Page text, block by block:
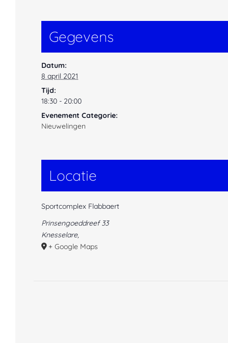
Gegevens
Datum:
8 april 2021
Tijd:
18:30 - 20:00
Evenement Categorie:
Nieuwelingen
Locatie
Sportcomplex Flabbaert
Prinsengoeddreef 33
Knesselare,
+ Google Maps